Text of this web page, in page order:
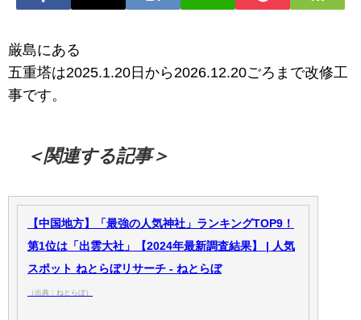
厳島にある
五重塔は2025.1.20日から2026.12.20ごろまで改修工
事です。
＜関連する記事＞
【中国地方】「最強の人気神社」ランキングTOP9！
第1位は「出雲大社」【2024年最新調査結果】 | 人気
スポット ねとらぼリサーチ - ねとらぼ
（出典：ねとらぼ）